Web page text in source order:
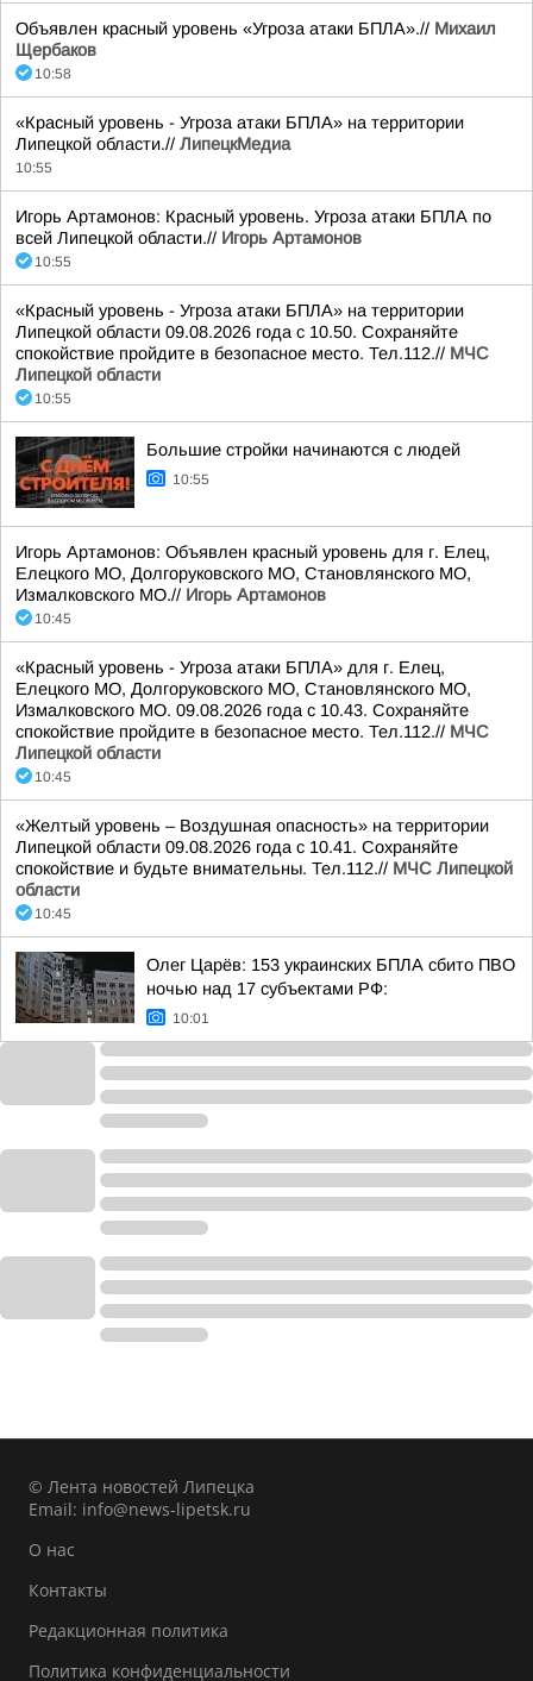
Объявлен красный уровень «Угроза атаки БПЛА».// Михаил
Щербаков
10:58
«Красный уровень - Угроза атаки БПЛА» на территории
Липецкой области.// ЛипецкМедиа
10:55
Игорь Артамонов: Красный уровень. Угроза атаки БПЛА по
всей Липецкой области.// Игорь Артамонов
10:55
«Красный уровень - Угроза атаки БПЛА» на территории
Липецкой области 09.08.2026 года с 10.50. Сохраняйте
спокойствие пройдите в безопасное место. Тел.112.// МЧС
Липецкой области
10:55
Большие стройки начинаются с людей
10:55
Игорь Артамонов: Объявлен красный уровень для г. Елец,
Елецкого МО, Долгоруковского МО, Становлянского МО,
Измалковского МО.// Игорь Артамонов
10:45
«Красный уровень - Угроза атаки БПЛА» для г. Елец,
Елецкого МО, Долгоруковского МО, Становлянского МО,
Измалковского МО. 09.08.2026 года с 10.43. Сохраняйте
спокойствие пройдите в безопасное место. Тел.112.// МЧС
Липецкой области
10:45
«Желтый уровень – Воздушная опасность» на территории
Липецкой области 09.08.2026 года с 10.41. Сохраняйте
спокойствие и будьте внимательны. Тел.112.// МЧС Липецкой
области
10:45
Олег Царёв: 153 украинских БПЛА сбито ПВО
ночью над 17 субъектами РФ:
10:01
© Лента новостей Липецка
Email: info@news-lipetsk.ru
О нас
Контакты
Редакционная политика
Политика конфиденциальности